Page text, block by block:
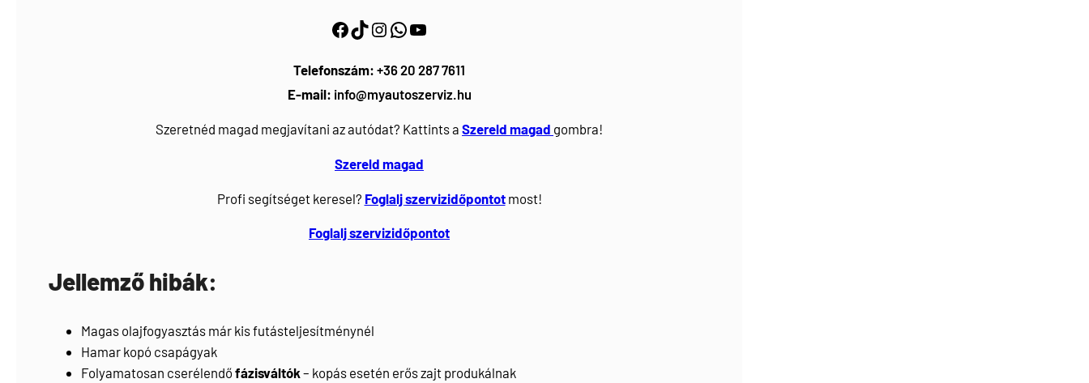
Facebook https://www.tiktok.com/@myautoszerviz.hu https://www.instagram.com/myautoszerviz.hu/ wa.me/36202877611 YouTube
Telefonszám: +36 20 287 7611
E-mail: info@myautoszerviz.hu
Szeretnéd magad megjavítani az autódat? Kattints a Szereld magad gombra!
Szereld magad
Profi segítséget keresel? Foglaljszervizidőpontot most!
Foglalj szervizidőpontot
Jellemző hibák:
Magas olajfogyasztás már kis futásteljesítménynél
Hamar kopó csapágyak
Folyamatosan cserélendő fázisváltók – kopás esetén erős zajt produkálnak